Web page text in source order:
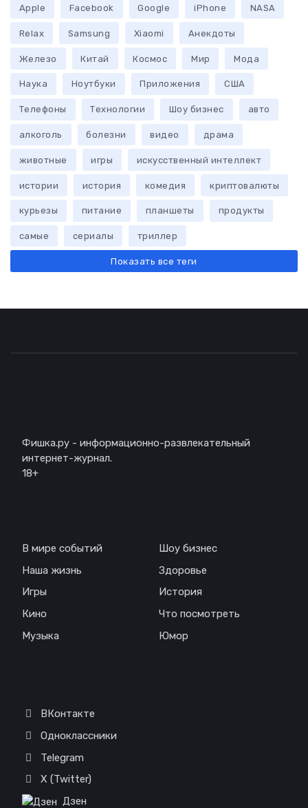
Apple Facebook Google iPhone NASA
Relax Samsung Xiaomi Анекдоты
Железо Китай Космос Мир Мода
Наука Ноутбуки Приложения США
Телефоны Технологии Шоу бизнес авто
алкоголь болезни видео драма
животные игры искусственный интеллект
истории история комедия криптовалюты
курьезы питание планшеты продукты
самые сериалы триллер
Показать все теги
Фишка.ру - информационно-развлекательный
интернет-журнал.
18+
В мире событий
Наша жизнь
Игры
Кино
Музыка
Шоу бизнес
Здоровье
История
Что посмотреть
Юмор
ВКонтакте
Одноклассники
Telegram
X (Twitter)
Дзен